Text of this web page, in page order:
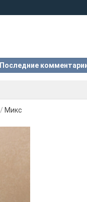
Последние
/ Микс